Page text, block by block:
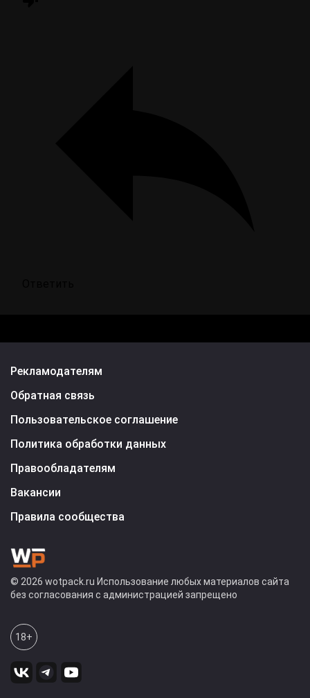
Рекламодателям
Обратная связь
Пользовательское соглашение
Политика обработки данных
Правообладателям
Вакансии
Правила сообщества
© 2026 wotpack.ru Использование любых материалов сайта
без согласования с администрацией запрещено
18+